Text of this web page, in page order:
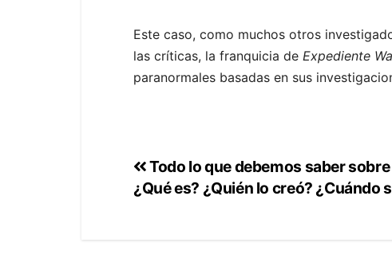
Este caso, como muchos otros
las críticas, la franquicia de Expediente
paranormales basadas en sus
Todo lo que debemos saber
¿Qué es? ¿Quién lo creó? ¿Cuándo